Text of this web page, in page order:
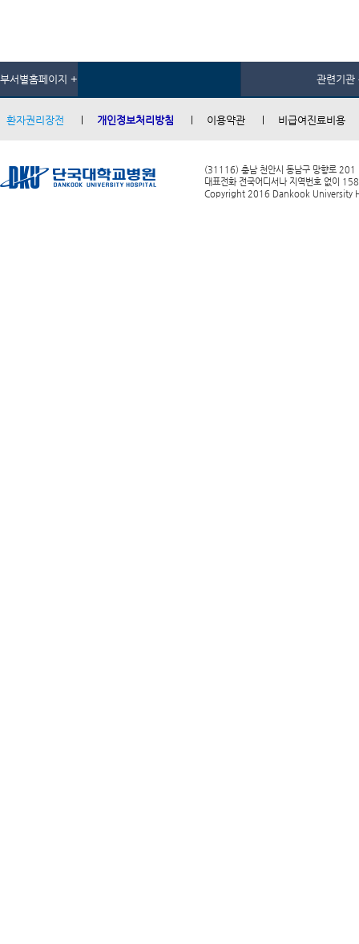
부서별홈페이지 + 관련기관
환자권리장전 개인정보처리방침 이용약관 비급여진료비용
(31116) 충남 천안시 동남구 망향로 201
대표전화 전국어디서나 지역번호 없이
Copyright 2016 Dankook University